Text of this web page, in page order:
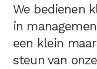
We bedienen
in
een klein
steun van